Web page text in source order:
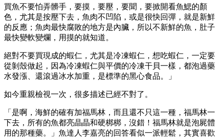
買魚不要怕弄髒手，要摸，要壓，要聞，要掀開看魚鰓的顏
色，尤其是按壓下去，魚肉不凹陷，或是很快回彈，就是新鮮
的反應；魚肉最快腐敗的地方是內臟，所以不新鮮的魚，肚子
最快變軟變爛，用摸的就知道。
絕對不要買現成的蝦仁，尤其是冷凍蝦仁，想吃蝦仁，一定要
從剝殼做起，因為冷凍蝦仁與平價的冷凍干貝一樣，都泡過藥
水發漲、還滾過冰水加重，是標準的黑心食品。」
如今重親檢視一次，很多描述已經不對了。
「是啊，海鮮的確有加福馬林，而且還不只這一種，福馬林一
下去，所有的魚都亮晶晶和硬梆梆，沒錯！福馬林就是泡屍體
用的那種藥。」魚達人李嘉亮的回答看似一派輕鬆，其實喜歡